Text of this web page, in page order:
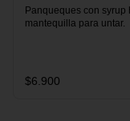
Panqueques con syrup
mantequilla para untar.
$6.900